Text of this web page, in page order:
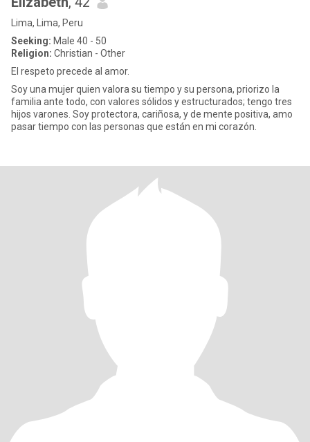
Lima, Lima, Peru
Seeking: Male 40 - 50
Religion: Christian - Other
El respeto precede al amor.
Soy una mujer quien valora su tiempo y su persona, priorizo la
familia ante todo, con valores sólidos y estructurados; tengo tres
hijos varones. Soy protectora, cariñosa, y de mente positiva, amo
pasar tiempo con las personas que están en mi corazón.